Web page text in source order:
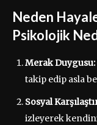
Neden
Psikolojik
Merak Duygusu:
takip edip asla
Sosyal
izleyerek